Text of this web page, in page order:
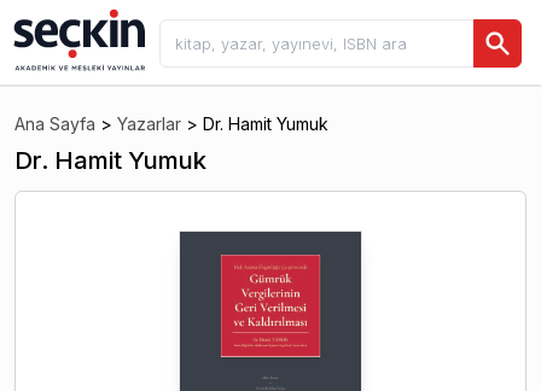
Ana Sayfa > Yazarlar > Dr. Hamit Yumuk
Dr. Hamit Yumuk